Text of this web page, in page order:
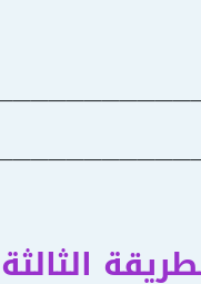
الثالثة